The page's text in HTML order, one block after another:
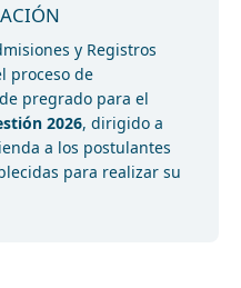
y Registros
proceso de
pregrado para el
2026, dirigido a
a los postulantes
para realizar su